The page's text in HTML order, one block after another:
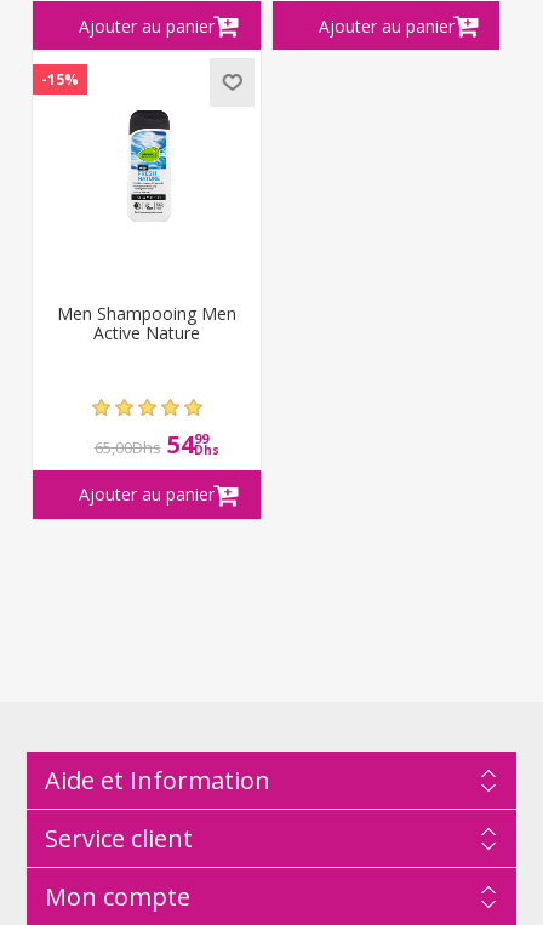
-15%
Men Shampooing Men
Active Nature
65,00Dhs 5499
Dhs
Aide et Information
Service client
Mon compte